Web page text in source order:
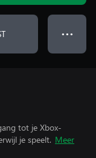
● ● ●
tot je Xbox-
je speelt. Meer